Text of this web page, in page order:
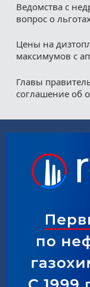
Ведомства с
вопрос о
Цены на
максимумов с
Главы
соглашение об